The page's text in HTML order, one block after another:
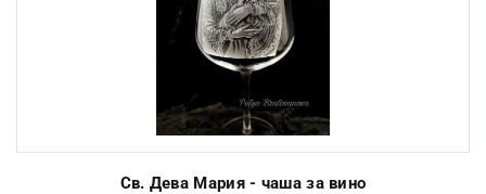
Св. Дева Мария - чаша за вино